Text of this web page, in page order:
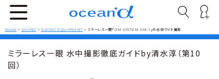
Home > DIVING >DIVING EQUIPMENT > ミラーレス一眼「OM SYSTEM OM-1」の水中ワイド撮影
ミラーレス一眼 水中撮影徹底ガイドby清水淳（第10
回）